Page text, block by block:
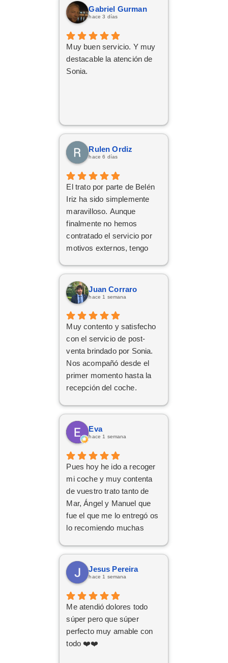
Gabriel Gurman
hace 3 días
Muy buen servicio. Y muy
destacable la atención de
Sonia.
Rulen Ordiz
hace 6 días
El trato por parte de Belén
Iriz ha sido simplemente
maravilloso. Aunque
finalmente no hemos
contratado el servicio por
motivos externos, tengo
decido dar el paso, volveré
a ponerme en sus manos
sin dudarlo. Da gusto
atentas, profesionales y
cercanas. ¡Muchísimas
Juan Corraro
hace 1 semana
Muy contento y satisfecho
con el servicio de post-
venta brindado por Sonia.
Nos acompañó desde el
primer momento hasta la
recepción del coche.
nuestras consultas y nos
mantuvo constantemente
informados.
nuevo coche.
Eva
hace 1 semana
Pues hoy he ido a recoger
mi coche y muy contenta
de vuestro trato tanto de
Mar, Ángel y Manuel que
fue el que me lo entregó os
lo recomiendo muchas
Jesus Pereira
hace 1 semana
Me atendió dolores todo
súper pero que súper
perfecto muy amable con
todo ❤️❤️